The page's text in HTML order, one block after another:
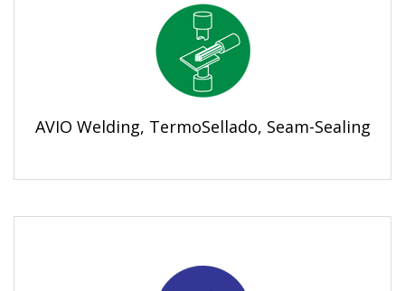
AVIO Welding, TermoSellado, Seam-Sealing